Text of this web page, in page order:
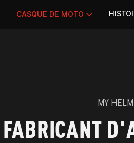
CASQUE DE MOTO
MY
FABRICANT